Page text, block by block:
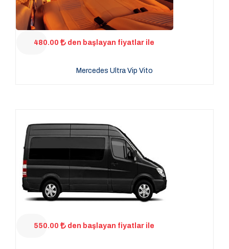
480.00 den başlayan fiyatlar ile
Mercedes Ultra Vip Vito
550.00 den başlayan fiyatlar ile